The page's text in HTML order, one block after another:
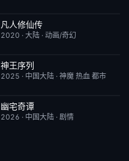
更新至第186集
凡人修仙传
2020 · 大陆 · 动画/奇幻
更新至第202集
神王序列
2025 · 中国大陆 · 神魔 热血 都市
已完结
幽宅奇谭
2026 · 中国大陆 · 剧情